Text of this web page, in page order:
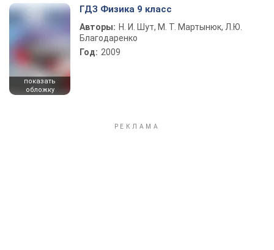
показать
обложку
ГДЗ Физика 9 класс
Авторы: Н. И. Шут, М. Т. Мартынюк, Л.Ю.
Благодаренко
Год: 2009